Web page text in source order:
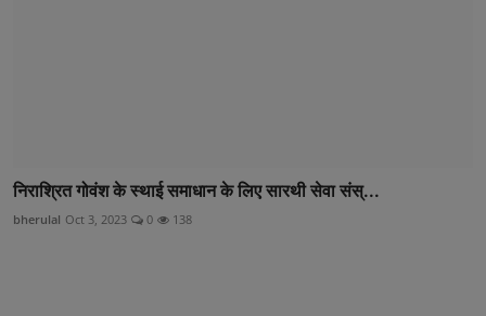
निराश्रित गोवंश के स्थाई समाधान के लिए सारथी सेवा संस्...
bherulal Oct 3, 2023 0 138